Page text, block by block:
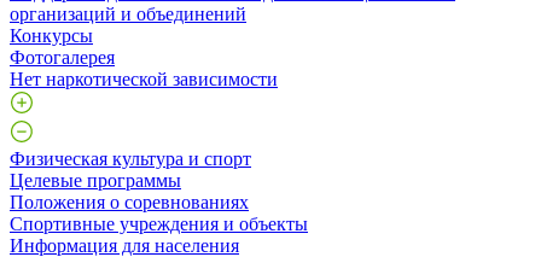
организаций и объединений
Конкурсы
Фотогалерея
Нет наркотической зависимости
Физическая культура и спорт
Целевые программы
Положения о соревнованиях
Спортивные учреждения и объекты
Информация для населения